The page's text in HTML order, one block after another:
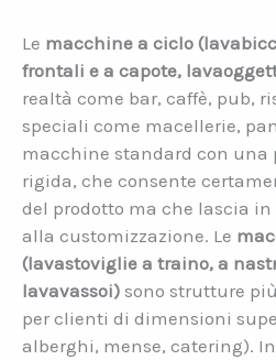
Le macchine a ciclo
frontali e a capote,
realtà come bar, caffè, pub,
speciali come macellerie,
macchine standard con una
rigida, che consente
del prodotto ma che lascia
alla customizzazione. Le
(lavastoviglie a traino, a
lavavassoi) sono strutture
per clienti di dimensioni
alberghi, mense, catering).